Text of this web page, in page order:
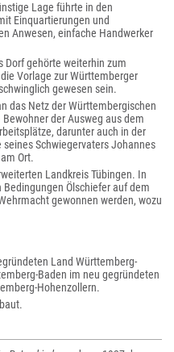
Lage führte in den
Einquartierungen und
Anwesen, einfache Handwerker
Dorf gehörte weiterhin zum
Vorlage zur Württemberger
gewesen sein.
das Netz der Württembergischen
der Ausweg aus dem
darunter auch in der
Schwiegervaters Johannes
Ort.
Landkreis Tübingen. In
Ölschiefer auf dem
gewonnen werden, wozu
Land Württemberg-
Baden im neu gegründeten
Hohenzollern.